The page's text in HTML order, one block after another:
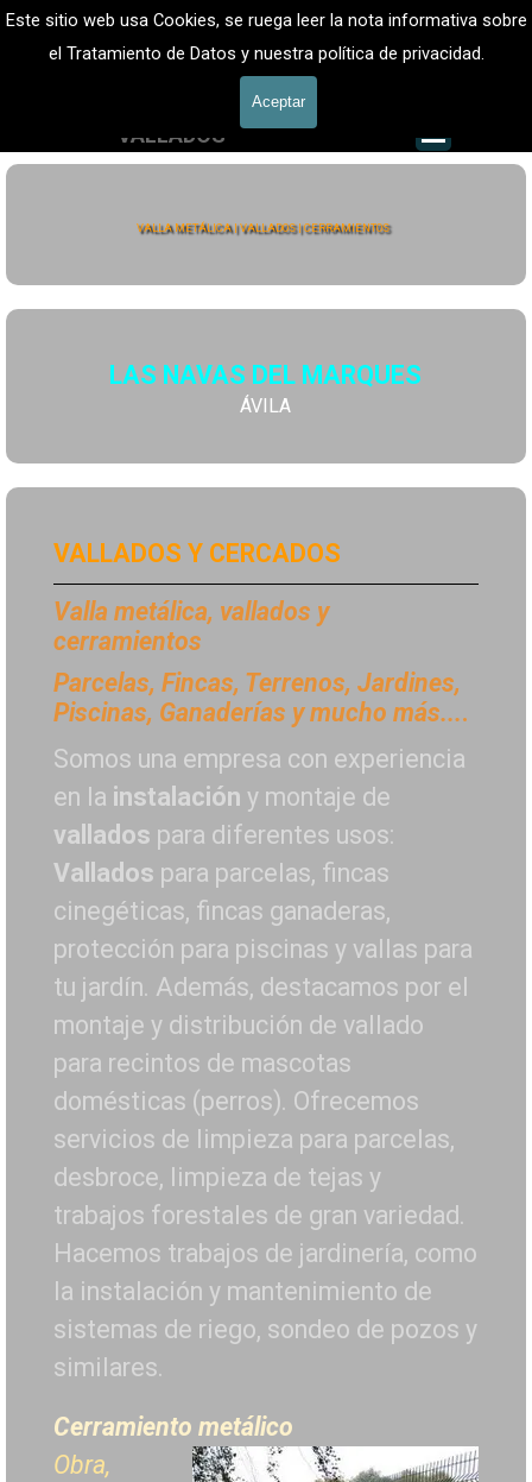
Este sitio web usa Cookies, se ruega leer la nota informativa sobre
el Tratamiento de Datos y nuestra política de privacidad.
Aceptar
Vaya al ContenidoVALLADOS METALICOS MADRID - VALLADO DE FINCAS
Valla Metálica y Vallados fincas
VALLADOS Valla Hércules
601 900 178
VALLA METÁLICA | VALLADOS | CERRAMIENTOS
LAS NAVAS DEL MARQUES
ÁVILA
VALLADOS Y CERCADOS
Valla metálica, vallados y
cerramientos
Parcelas, Fincas, Terrenos, Jardines,
Piscinas, Ganaderías y mucho más....
Somos una empresa con experiencia
en la instalación y montaje de
vallados para diferentes usos:
Vallados para parcelas, fincas
cinegéticas, fincas ganaderas,
protección para piscinas y vallas para
tu jardín. Además, destacamos por el
montaje y distribución de vallado
para recintos de mascotas
domésticas (perros). Ofrecemos
servicios de limpieza para parcelas,
desbroce, limpieza de tejas y
trabajos forestales de gran variedad.
Hacemos trabajos de jardinería, como
la instalación y mantenimiento de
sistemas de riego, sondeo de pozos y
similares.
Cerramiento metálico
Obra,